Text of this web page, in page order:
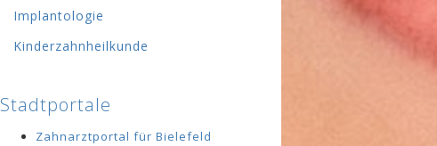
Implantologie
Kinderzahnheilkunde
Stadtportale
Zahnarztportal für Bielefeld